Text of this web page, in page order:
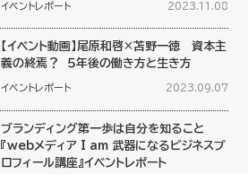
イベントレポート 2023.11.08
【イベント動画】尾原和啓×苫野一徳 資本主
義の終焉？ ５年後の働き方と生き方
イベントレポート 2023.09.07
ブランディング第一歩は自分を知ること
『webメディア I am 武器になるビジネスプ
ロフィール講座』イベントレポート